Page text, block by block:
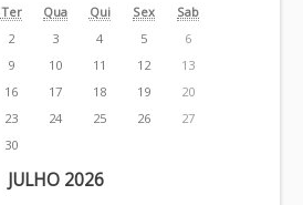
Ter Qua Qui Sex
Sab
2 3 4 5
6
9 10 11 12
13
16 17 18 19
20
23 24 25 26
27
30
JULHO 2026